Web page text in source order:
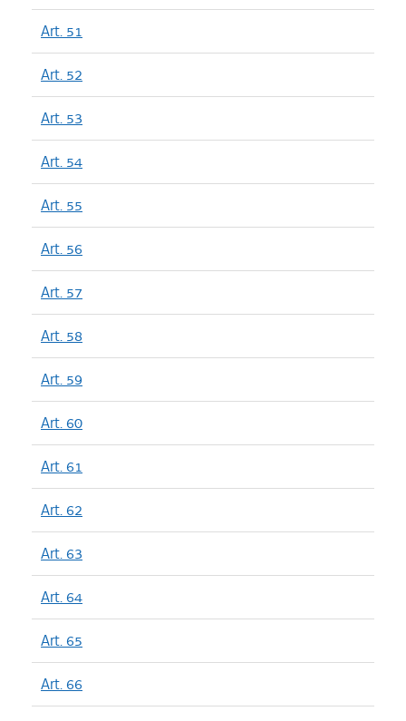
Art. 51
Art. 52
Art. 53
Art. 54
Art. 55
Art. 56
Art. 57
Art. 58
Art. 59
Art. 60
Art. 61
Art. 62
Art. 63
Art. 64
Art. 65
Art. 66